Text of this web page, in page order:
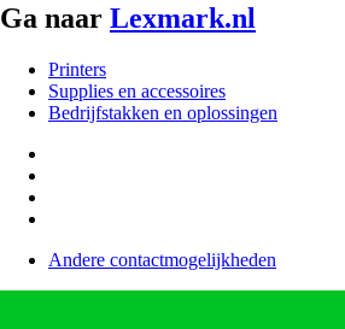
Ga naar Lexmark.nl
Printers
Supplies en accessoires
Bedrijfstakken en oplossingen
Andere contactmogelijkheden